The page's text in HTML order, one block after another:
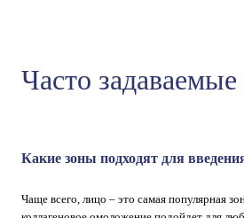
Часто
Какие зоны подходят для
Чаще всего, лицо – это самая популярная